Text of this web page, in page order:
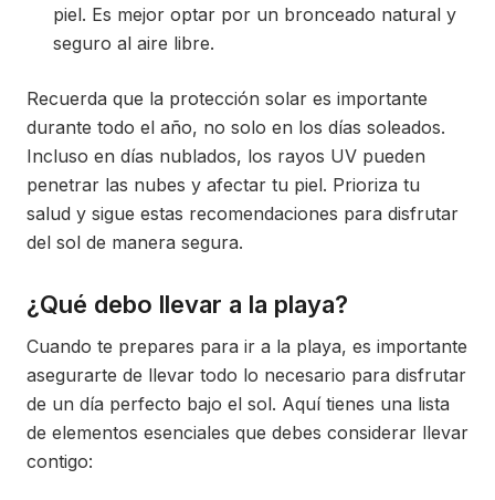
piel. Es mejor optar por un bronceado natural y
seguro al aire libre.
Recuerda que la protección solar es importante
durante todo el año, no solo en los días soleados.
Incluso en días nublados, los rayos UV pueden
penetrar las nubes y afectar tu piel. Prioriza tu
salud y sigue estas recomendaciones para disfrutar
del sol de manera segura.
¿Qué debo llevar a la playa?
Cuando te prepares para ir a la playa, es importante
asegurarte de llevar todo lo necesario para disfrutar
de un día perfecto bajo el sol. Aquí tienes una lista
de elementos esenciales que debes considerar llevar
contigo: